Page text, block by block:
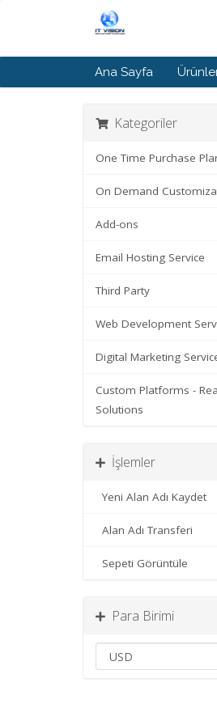
Ana Sayfa
Kategoriler
One Time Purchase
On Demand
Add-ons
Email Hosting Service
Third Party
Web Development
Digital Marketing
Custom Platforms -
Solutions
İşlemler
Yeni Alan Adı Kaydet
Alan Adı Transferi
Sepeti Görüntüle
Para Birimi